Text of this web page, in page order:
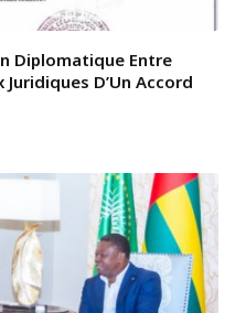
Diplomatique Entre
D’Un Accord